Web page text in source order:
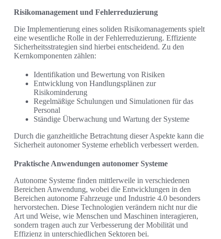
Risikomanagement und Fehlerreduzierung
Die Implementierung eines soliden Risikomanagements spielt
eine wesentliche Rolle in der Fehlerreduzierung. Effiziente
Sicherheitsstrategien sind hierbei entscheidend. Zu den
Kernkomponenten zählen:
Identifikation und Bewertung von Risiken
Entwicklung von Handlungsplänen zur
Risikominderung
Regelmäßige Schulungen und Simulationen für das
Personal
Ständige Überwachung und Wartung der Systeme
Durch die ganzheitliche Betrachtung dieser Aspekte kann die
Sicherheit autonomer Systeme erheblich verbessert werden.
Praktische Anwendungen autonomer Systeme
Autonome Systeme finden mittlerweile in verschiedenen
Bereichen Anwendung, wobei die Entwicklungen in den
Bereichen autonome Fahrzeuge und Industrie 4.0 besonders
hervorstechen. Diese Technologien verändern nicht nur die
Art und Weise, wie Menschen und Maschinen interagieren,
sondern tragen auch zur Verbesserung der Mobilität und
Effizienz in unterschiedlichen Sektoren bei.